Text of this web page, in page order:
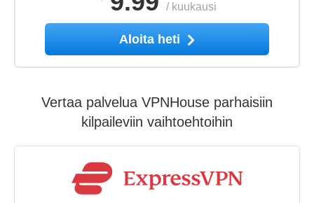
/ kuukausi
Aloita heti
Vertaa palvelua VPNHouse parhaisiin
kilpaileviin vaihtoehtoihin